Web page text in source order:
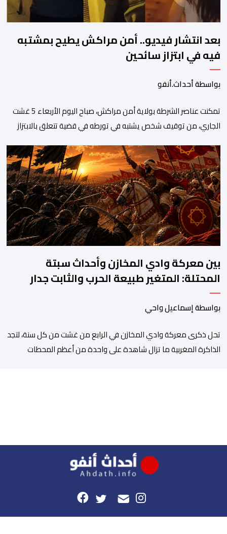
بعد انتشار فيديو.. أمن مراكش يطيح بمشتبه
فيه في ابتزاز سائحين
بواسطة أحداث.أنفو
تمكنت عناصر الشرطة بولاية أمن مراكش، صباح اليوم الأربعاء 5 غشت
الجاري، من توقيف شخص يشتبه في تورطه في قضية تتعلق بالابتزاز
سائحين أجنبيين للابتزاز بالمدينة العتيقة بمراكش، وطالبهما بمبلغ مالي
غير مستحق بدعوى ممارسة نشاط مرتبط بالإرشاد السياحي بدون
رخصة، وهي الأفعال الإجرامية التي […]
بين معركة وادي المخازن وأحداث سبتة
المحتلة: المتغير طبيعة الحرب والثابت جدار
الصد الوطني
بواسطة إسماعيل واحي
تحل ذكرى معركة وادي المخازن في الرابع من غشت من كل سنة، لتجد
الذاكرة المغربية ما تزال شاهدة على واحدة من أعظم المحطات